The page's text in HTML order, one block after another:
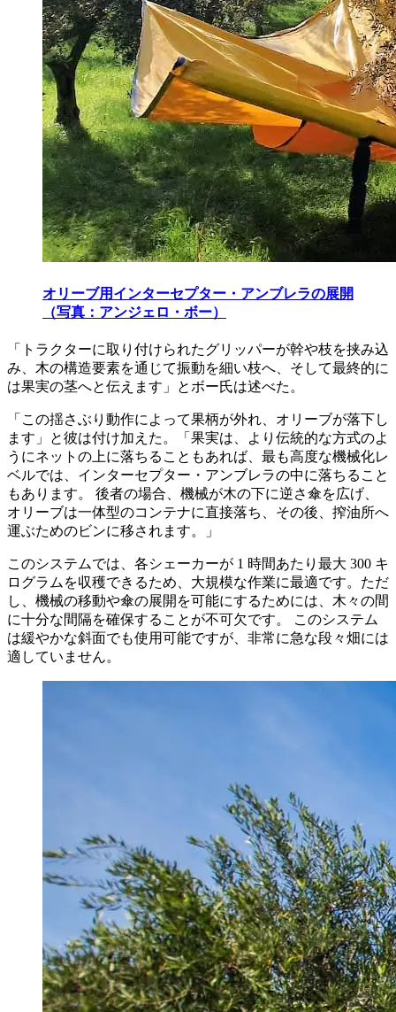
オリーブ用インターセプター・アンブレラの展開
（写真：アンジェロ・ボー）
「トラクターに取り付けられたグリッパーが幹や枝を挟み込
み、木の構造要素を通じて振動を細い枝へ、そして最終的に
は果実の茎へと伝えます」とボー氏は述べた。
「この揺さぶり動作によって果柄が外れ、オリーブが落下し
ます」と彼は付け加えた。「果実は、より伝統的な方式のよ
うにネットの上に落ちることもあれば、最も高度な機械化レ
ベルでは、インターセプター・アンブレラの中に落ちること
もあります。 後者の場合、機械が木の下に逆さ傘を広げ、
オリーブは一体型のコンテナに直接落ち、その後、搾油所へ
運ぶためのビンに移されます。」
このシステムでは、各シェーカーが 1 時間あたり最大 300 キ
ログラムを収穫できるため、大規模な作業に最適です。ただ
し、機械の移動や傘の展開を可能にするためには、木々の間
に十分な間隔を確保することが不可欠です。 このシステム
は緩やかな斜面でも使用可能ですが、非常に急な段々畑には
適していません。